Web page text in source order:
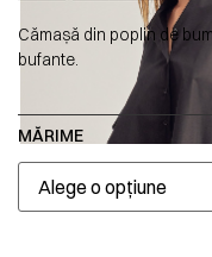
Cămașă din poplin de
bufante.
MĂRIME